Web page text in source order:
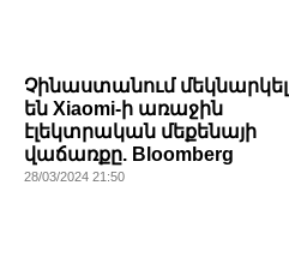
Չինաստանում մեկնարկել
են Xiaomi-ի առաջին
էլեկտրական մեքենայի
վաճառքը. Bloomberg
28/03/2024 21:50